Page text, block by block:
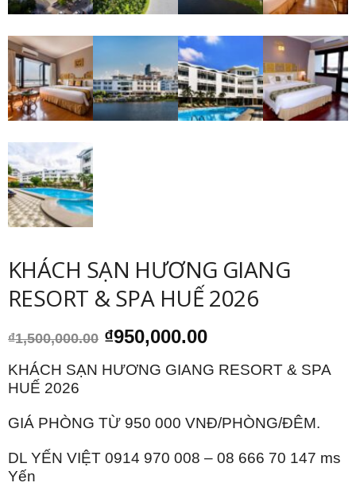
KHÁCH SẠN HƯƠNG GIANG
RESORT & SPA HUẾ 2026
₫1,500,000.00 Giá
là:
₫950,000.00Giá
tại
KHÁCH SẠN HƯƠNG GIANG RESORT & SPA
HUẾ 2026
GIÁ PHÒNG TỪ 950 000 VNĐ/PHÒNG/ĐÊM.
DL YẾN VIỆT 0914 970 008 – 08 666 70 147 ms
Yến